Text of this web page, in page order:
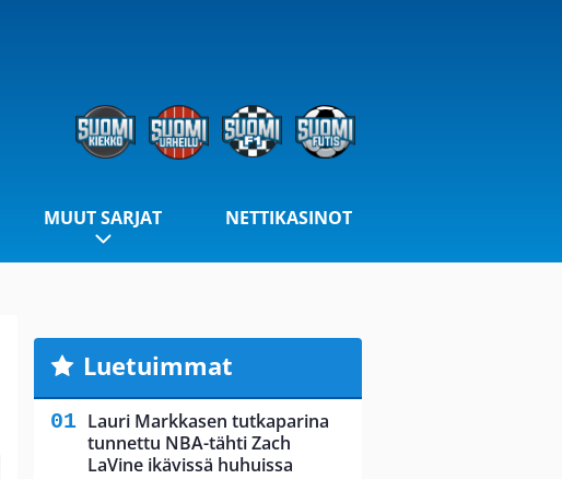
MUUT SARJAT NETTIKASINOT
Luetuimmat
Lauri Markkasen tutkaparina
tunnettu NBA-tähti Zach
LaVine ikävissä huhuissa